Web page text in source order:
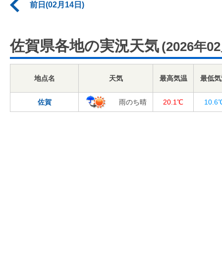
前日(02月14日)
佐賀県各地の実況天気 (2026年
地点名 天気 最高気温 最低
佐賀 雨のち晴 20.1℃